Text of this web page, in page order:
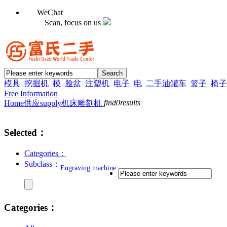
WeChat
Scan, focus on us
模具 挖掘机 模 脸盆 注塑机 电子 电 二手油罐车 篮子 椅
Free Information
Home供应supply机床雕刻机 find0results
Selected：
Categories：
Subclass： Engraving machine
Categories：